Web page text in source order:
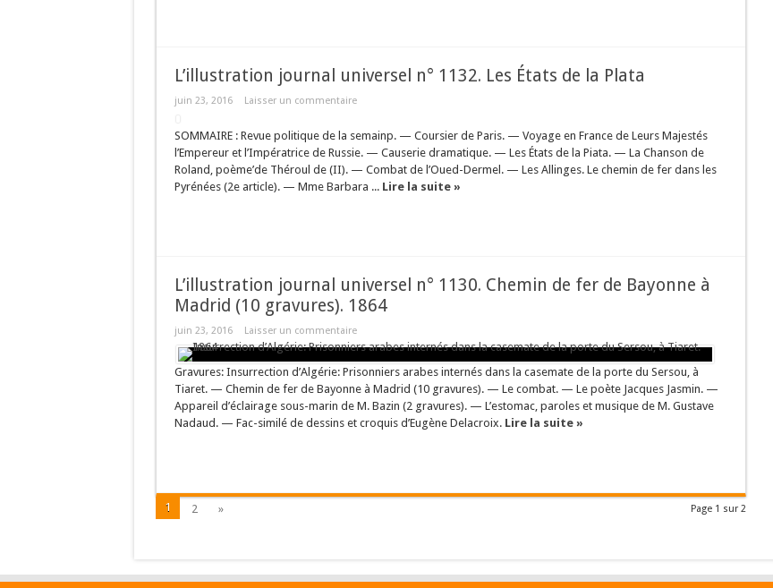
L’illustration journal universel n° 1132. Les États de la Plata
juin 23, 2016 Laisser un commentaire
SOMMAIRE : Revue politique de la semainp. — Coursier de Paris. — Voyage en France de Leurs Majestés
l’Empereur et l’Impératrice de Russie. — Causerie dramatique. — Les États de la Piata. — La Chanson de
Roland, poème’de Théroul de (II). — Combat de l’Oued-Dermel. — Les Allinges. Le chemin de fer dans les
Pyrénées (2e article). — Mme Barbara ... Lire la suite »
L’illustration journal universel n° 1130. Chemin de fer de Bayonne à
Madrid (10 gravures). 1864
juin 23, 2016 Laisser un commentaire
Gravures: Insurrection d’Algérie: Prisonniers arabes internés dans la casemate de la porte du Sersou, à
Tiaret. — Chemin de fer de Bayonne à Madrid (10 gravures). — Le combat. — Le poète Jacques Jasmin. —
Appareil d’éclairage sous-marin de M. Bazin (2 gravures). — L’estomac, paroles et musique de M. Gustave
Nadaud. — Fac-similé de dessins et croquis d’Eugène Delacroix. Lire la suite »
Page 1 sur 2
1 2 »